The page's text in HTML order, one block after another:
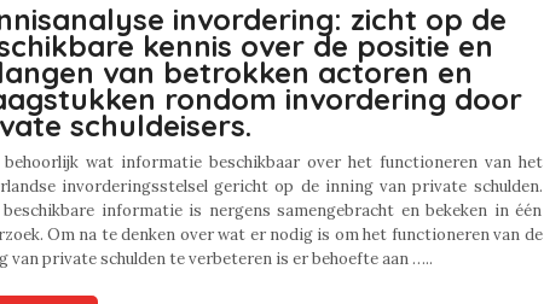
invordering: zicht op de
kennis over de positie en
van betrokken actoren en
rondom invordering door
schuldeisers.
wat informatie beschikbaar over het functioneren van het
invorderingsstelsel gericht op de inning van private schulden.
beschikbare informatie is nergens samengebracht en bekeken in één
Om na te denken over wat er nodig is om het functioneren van de
van private schulden te verbeteren is er behoefte aan …..